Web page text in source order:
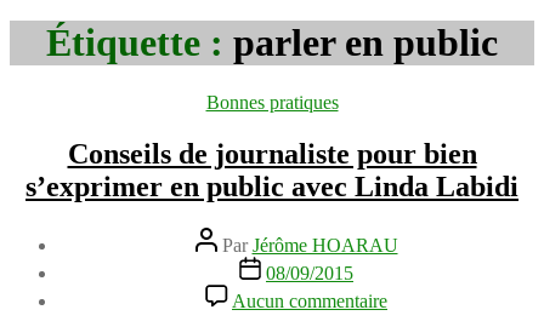
Étiquette : parler en public
Catégories
Bonnes pratiques
Conseils de journaliste pour bien
s’exprimer en public avec Linda Labidi
Auteur
de
l’article
ParJérôme HOARAU
Date
l’article
08/09/2015
Aucun commentaire
Conseils